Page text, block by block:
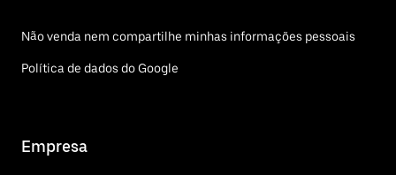
Não venda nem compartilhe minhas informações pessoais
Política de dados do Google
Empresa